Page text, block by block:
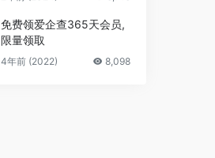
免费领爱企查365天会员,
限量领取
4年前 (2022) 8,098